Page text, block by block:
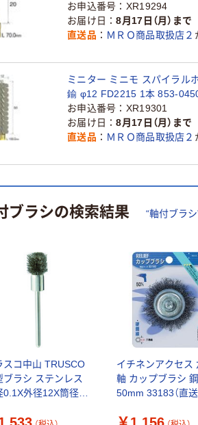
お申込番号
XR19294
お届け日
8月17日（月）まで
直送品
ＭＲＯ商品取扱店２
ミニター ミニモ スパイラル
鍮 φ12 FD2215 1本 853-0450
お申込番号
XR19301
お届け日
8月17日（月）まで
直送品
ＭＲＯ商品取扱店２
ブラシの検索結果 “軸付ブラシ
スコ中山 TRUSCO
ブラシ ステンレス
0.1X外径12X筒径
2557（直送品）
イチネンアクセス
軸 カップブラシ
50mm 33183（直送